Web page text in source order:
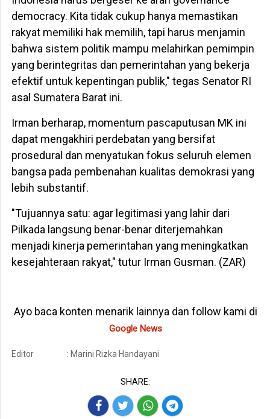
democracy. Kita tidak cukup hanya memastikan
rakyat memiliki hak memilih, tapi harus menjamin
bahwa sistem politik mampu melahirkan pemimpin
yang berintegritas dan pemerintahan yang bekerja
efektif untuk kepentingan publik," tegas Senator RI
asal Sumatera Barat ini.
​Irman berharap, momentum pascaputusan MK ini
dapat mengakhiri perdebatan yang bersifat
prosedural dan menyatukan fokus seluruh elemen
bangsa pada pembenahan kualitas demokrasi yang
lebih substantif.
​"Tujuannya satu: agar legitimasi yang lahir dari
Pilkada langsung benar-benar diterjemahkan
menjadi kinerja pemerintahan yang meningkatkan
kesejahteraan rakyat," tutur Irman Gusman. (ZAR)
Ayo baca konten menarik lainnya dan follow kami di
Google News
Editor : Marini Rizka Handayani
SHARE: